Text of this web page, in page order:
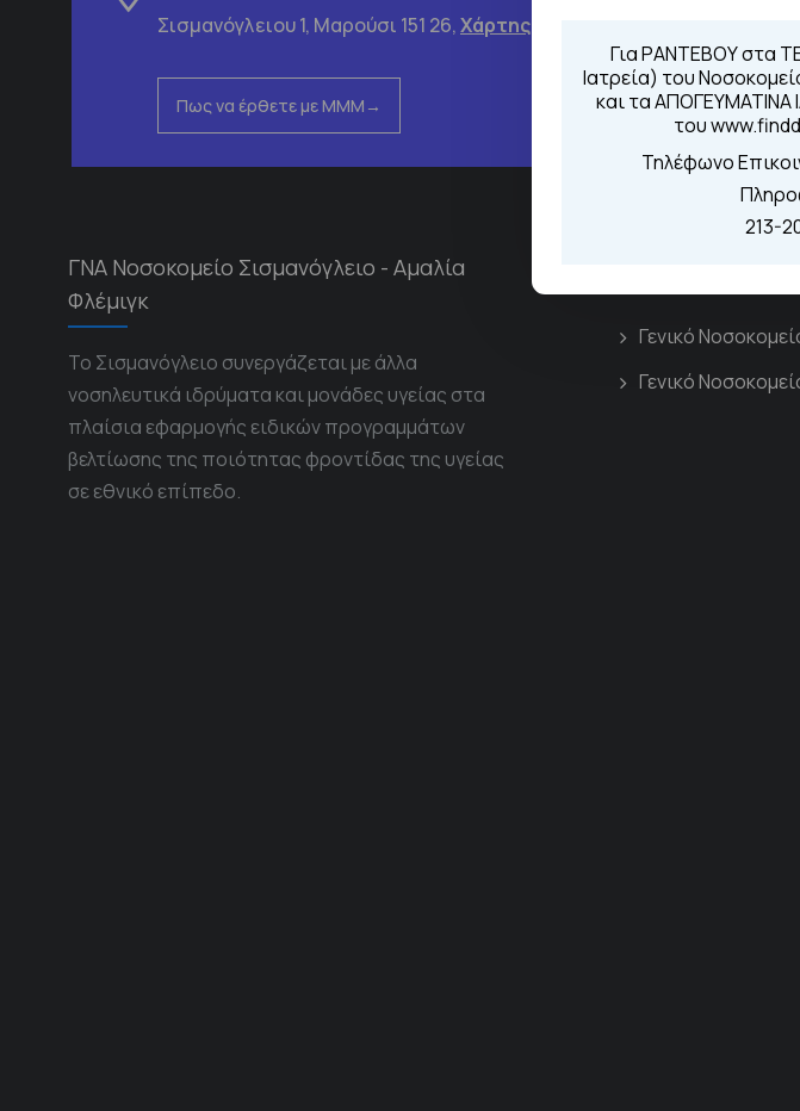
Για ΡΑΝΤΕΒΟΥ στα
Ιατρεία) του
και τα ΑΠΟΓΕΥΜΑΤΙΝΑ
του
Τηλέφωνο
213-
Σισμανόγλειου 1, Μαρούσι 151 26,Χάρτης Περιοχής
Πως να έρθετε με ΜΜΜ
ΓΝΑ Νοσοκομείο Σισμανόγλειο - Αμαλία
Φλέμιγκ
Το Σισμανόγλειο συνεργάζεται με άλλα
νοσηλευτικά ιδρύματα και μονάδες υγείας στα
πλαίσια εφαρμογής ειδικών προγραμμάτων
βελτίωσης της ποιότητας φροντίδας της υγείας
σε εθνικό επίπεδο.
Γενικό
Γενικό